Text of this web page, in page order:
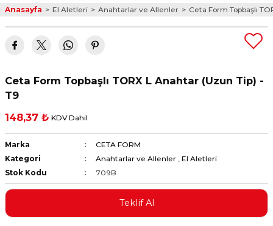
ve Multimetreler
ve Penseler
Anasayfa El Aletleri Anahtarlar ve Allenler Ceta Form Topbaşlı
Ceta Form Topbaşlı TORX L Anahtar (Uzun Tip) -
T9
148,37 ₺ KDV Dahil
Marka
CETA FORM
Kategori
Anahtarlar ve Allenler , El Aletleri
Stok Kodu
709B
Teklif Al